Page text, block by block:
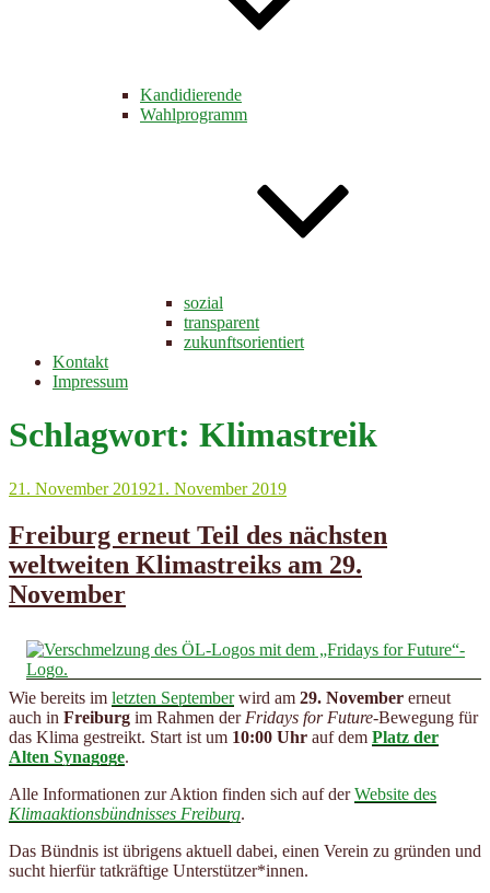
Kandidierende
Wahlprogramm
sozial
transparent
zukunftsorientiert
Kontakt
Impressum
Schlagwort: Klimastreik
Veröffentlicht
21. November 201921. November 2019
Freiburg erneut Teil des nächsten
weltweiten Klimastreiks am 29.
November
Wie bereits im letzten Septemberwird am 29. November erneut
auch in Freiburg im Rahmen der Fridays for Future-Bewegung für
das Klima gestreikt. Start ist um 10:00 Uhr auf dem Platz der
Alten Synagoge.
Alle Informationen zur Aktion finden sich auf derWebsite des
Klimaaktionsbündnisses Freiburg.
Das Bündnis ist übrigens aktuell dabei, einen Verein zu gründen und
sucht hierfür tatkräftige Unterstützer*innen.